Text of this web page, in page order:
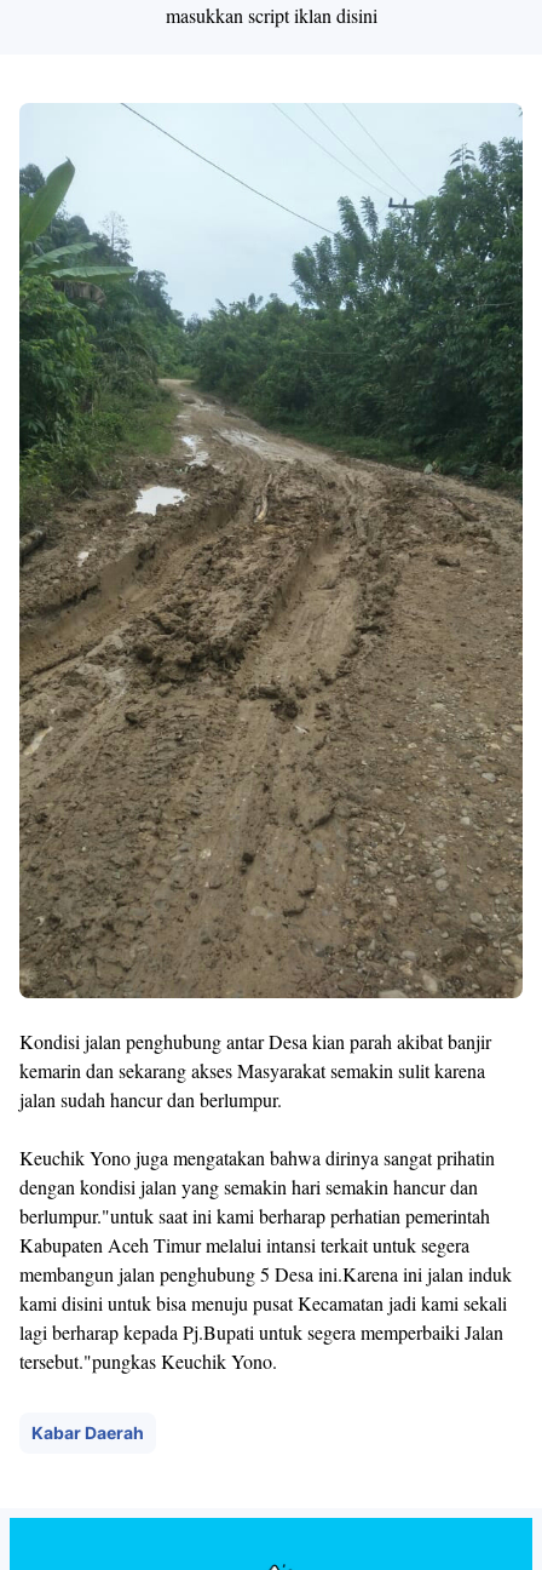
masukkan script iklan disini
Kondisi jalan penghubung antar Desa kian parah akibat banjir
kemarin dan sekarang akses Masyarakat semakin sulit karena
jalan sudah hancur dan berlumpur.
Keuchik Yono juga mengatakan bahwa dirinya sangat prihatin
dengan kondisi jalan yang semakin hari semakin hancur dan
berlumpur."untuk saat ini kami berharap perhatian pemerintah
Kabupaten Aceh Timur melalui intansi terkait untuk segera
membangun jalan penghubung 5 Desa ini.Karena ini jalan induk
kami disini untuk bisa menuju pusat Kecamatan jadi kami sekali
lagi berharap kepada Pj.Bupati untuk segera memperbaiki Jalan
tersebut."pungkas Keuchik Yono.
Kabar Daerah